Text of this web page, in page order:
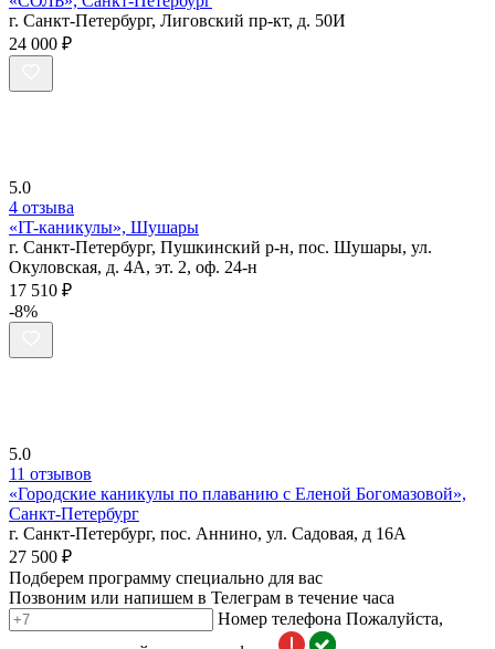
г. Санкт-Петербург, Лиговский пр-кт, д. 50И
24 000 ₽
5.0
4 отзыва
«IT-каникулы», Шушары
г. Санкт-Петербург, Пушкинский р-н, пос. Шушары, ул.
Окуловская, д. 4А, эт. 2, оф. 24-н
17 510 ₽
-8%
5.0
11 отзывов
«Городские каникулы по плаванию с Еленой Богомазовой»,
Санкт-Петербург
г. Санкт-Петербург, пос. Аннино, ул. Садовая, д 16А
27 500 ₽
Подберем программу специально для вас
Позвоним или напишем в Телеграм в течение часа
Номер телефона Пожалуйста,